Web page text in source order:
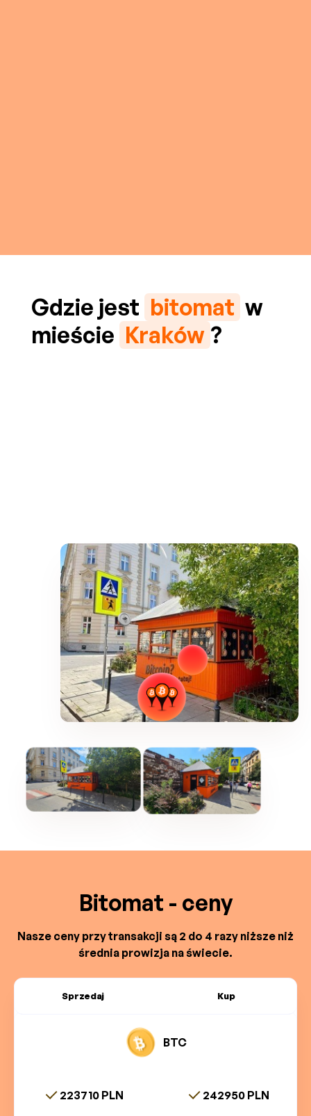
Gdzie jest bitomat w
mieście Kraków ?
Bitomat - ceny
Nasze ceny przy transakcji są 2 do 4 razy niższe niż
średnia prowizja na świecie.
Sprzedaj Kup
BTC
223710 PLN 242950 PLN